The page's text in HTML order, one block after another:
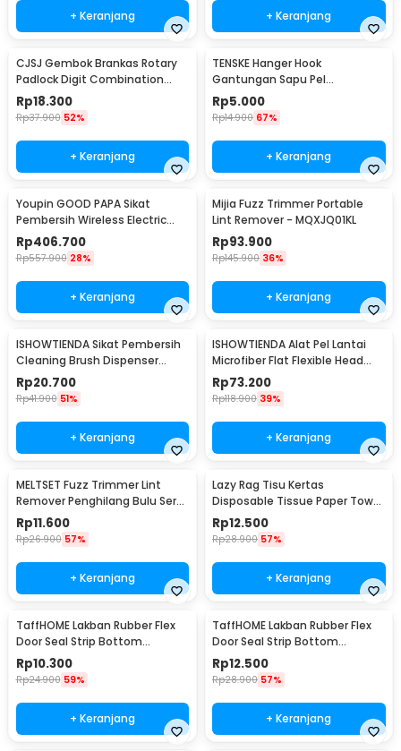
+ Keranjang + Keranjang
CJSJ Gembok Brankas Rotary
Padlock Digit Combination
Padlock - CH-209
Rp18.300
Rp37.900 52%
+ Keranjang
TENSKE Hanger Hook
Gantungan Sapu Pel
Multifungsi 1 PCS - GF-016
Rp5.000
Rp14.900 67%
+ Keranjang
Youpin GOOD PAPA Sikat
Pembersih Wireless Electric
Cleaning - CL99
Rp406.700
Rp557.900 28%
+ Keranjang
Mijia Fuzz Trimmer Portable
Lint Remover - MQXJQ01KL
Rp93.900
Rp145.900 36%
+ Keranjang
ISHOWTIENDA Sikat Pembersih
Cleaning Brush Dispenser
Sabun Air - S0026
Rp20.700
Rp41.900 51%
+ Keranjang
ISHOWTIENDA Alat Pel Lantai
Microfiber Flat Flexible Head
with Bucket - FMI60
Rp73.200
Rp118.900 39%
+ Keranjang
MELTSET Fuzz Trimmer Lint
Remover Penghilang Bulu Serat
Kain - CV8805
Rp11.600
Rp26.900 57%
+ Keranjang
Lazy Rag Tisu Kertas
Disposable Tissue Paper Towel
1 Roll (50 Helai) - MB104P
Rp12.500
Rp28.900 57%
+ Keranjang
TaffHOME Lakban Rubber Flex
Door Seal Strip Bottom
Waterproof 25mmx5M - TP39
Rp10.300
Rp24.900 59%
+ Keranjang
TaffHOME Lakban Rubber Flex
Door Seal Strip Bottom
Waterproof 35mmx5M - TP39
Rp12.500
Rp28.900 57%
+ Keranjang